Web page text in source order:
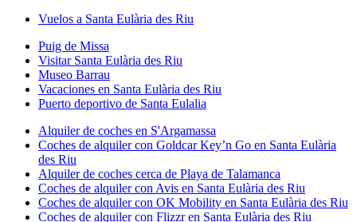
Vuelos a Santa Eulària des Riu
Puig de Missa
Visitar Santa Eulària des Riu
Museo Barrau
Vacaciones en Santa Eulària des Riu
Puerto deportivo de Santa Eulalia
Alquiler de coches en S'Argamassa
Coches de alquiler con Goldcar Key’n Go en Santa Eulària
des Riu
Alquiler de coches cerca de Playa de Talamanca
Coches de alquiler con Avis en Santa Eulària des Riu
Coches de alquiler con OK Mobility en Santa Eulària des Riu
Coches de alquiler con Flizzr en Santa Eulària des Riu